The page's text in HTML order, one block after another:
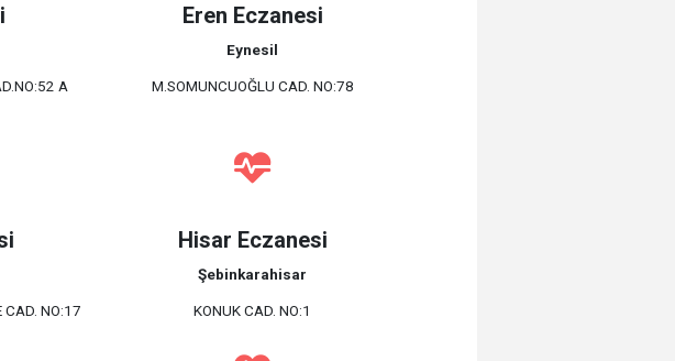
A
Eren Eczanesi
Eynesil
M.SOMUNCUOĞLU CAD. NO:78
CAD. NO:17
Hisar Eczanesi
Şebinkarahisar
KONUK CAD. NO:1